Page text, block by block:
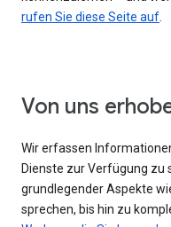
rufen Sie diese Seite auf.
Von uns
Wir erfassen
Dienste zur Verfügung zu
grundlegender Aspekte
sprechen, bis hin zu